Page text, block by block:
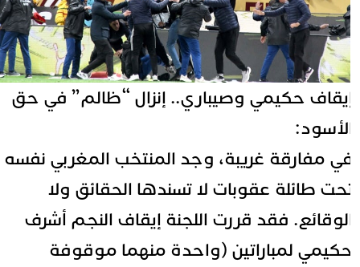
حكيمي وصيباري.. إنزال “ظالم” في حق
مفارقة غريبة، وجد المنتخب المغربي نفسه
طائلة عقوبات لا تسندها الحقائق ولا
فقد قررت اللجنة إيقاف النجم أشرف
لمباراتين (واحدة منهما موقوفة